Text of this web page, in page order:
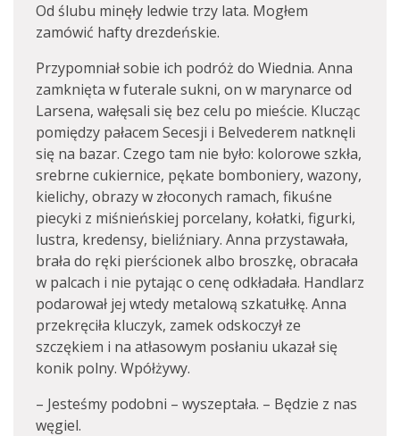
Od ślubu minęły ledwie trzy lata. Mogłem
zamówić hafty drezdeńskie.
Przypomniał sobie ich podróż do Wiednia. Anna
zamknięta w futerale sukni, on w marynarce od
Larsena, wałęsali się bez celu po mieście. Klucząc
pomiędzy pałacem Secesji i Belvederem natknęli
się na bazar. Czego tam nie było: kolorowe szkła,
srebrne cukiernice, pękate bomboniery, wazony,
kielichy, obrazy w złoconych ramach, fikuśne
piecyki z miśnieńskiej porcelany, kołatki, figurki,
lustra, kredensy, bieliźniary. Anna przystawała,
brała do ręki pierścionek albo broszkę, obracała
w palcach i nie pytając o cenę odkładała. Handlarz
podarował jej wtedy metalową szkatułkę. Anna
przekręciła kluczyk, zamek odskoczył ze
szczękiem i na atłasowym posłaniu ukazał się
konik polny. Wpółżywy.
– Jesteśmy podobni – wyszeptała. – Będzie z nas
węgiel.